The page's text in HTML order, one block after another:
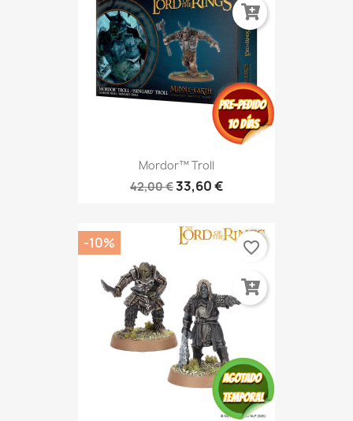
Mordor™ Troll
42,00 €33,60 €
-10% favorite_border